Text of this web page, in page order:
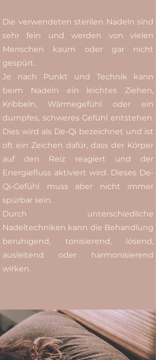
Die verwendeten sterilen Nadeln sind
sehr fein und werden von vielen
Menschen kaum oder gar nicht
gespürt.
Je nach Punkt und Technik kann
beim Nadeln ein leichtes Ziehen,
Kribbeln, Wärmegefühl oder ein
dumpfes, schweres Gefühl entstehen.
Dies wird als De-Qi bezeichnet und ist
oft ein Zeichen dafür, dass der Körper
auf den Reiz reagiert und der
Energiefluss aktiviert wird. Dieses De-
Qi-Gefühl muss aber nicht immer
spürbar sein.
Durch unterschiedliche
Nadeltechniken kann die Behandlung
beruhigend, tonisierend, lösend,
ausleitend oder harmonisierend
wirken.